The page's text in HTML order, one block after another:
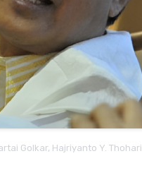
Golkar, Hajriyanto Y. Thohari